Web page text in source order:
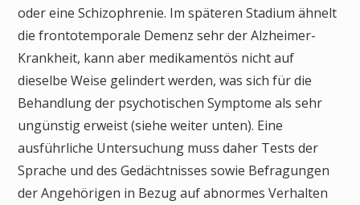
oder eine Schizophrenie. Im späteren Stadium ähnelt
die frontotemporale Demenz sehr der Alzheimer-
Krankheit, kann aber medikamentös nicht auf
dieselbe Weise gelindert werden, was sich für die
Behandlung der psychotischen Symptome als sehr
ungünstig erweist (siehe weiter unten). Eine
ausführliche Untersuchung muss daher Tests der
Sprache und des Gedächtnisses sowie Befragungen
der Angehörigen in Bezug auf abnormes Verhalten